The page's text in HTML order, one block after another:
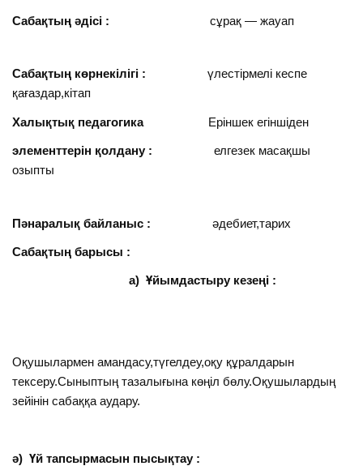
Сабақтың әдісі :сұрақ — жауап
Сабақтың көрнекілігі :үлестірмелі кеспе
қағаздар,кітап
Халықтық педагогика Еріншек егіншіден
элементтерін қолдану :елгезек масақшы
озыпты
Пәнаралық байланыс :әдебиет,тарих
Сабақтың барысы :
а) Ұйымдастыру кезеңі :
Оқушылармен амандасу,түгелдеу,оқу құралдарын
тексеру.Сыныптың тазалығына көңіл бөлу.Оқушылардың
зейінін сабаққа аудару.
ә) Үй тапсырмасын пысықтау :